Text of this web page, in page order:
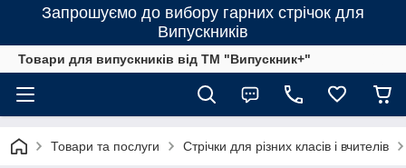
Запрошуємо до вибору гарних стрічок для
Випускників
Товари для випускників від ТМ "Випускник+"
Товари та послуги Стрічки для різних класів і вчителів